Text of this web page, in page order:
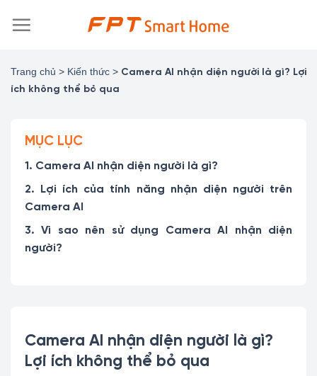
đến
Trang chủ > Kiến thức > Camera AI nhận diện người là gì? Lợi
ích không thể bỏ qua
Camera AI nhận diện người là gì?
Lợi ích không thể bỏ qua
MỤC LỤC
1. Camera AI nhận diện người là gì?
2. Lợi ích của tính năng nhận diện người trên
Camera AI
3. Vì sao nên sử dụng Camera AI nhận diện
người?